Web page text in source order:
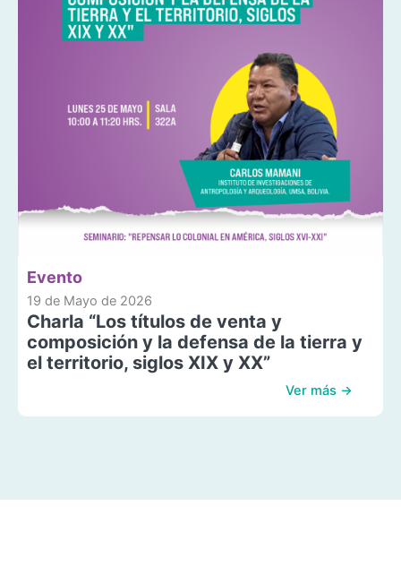
Evento
19 de Mayo de 2026
Charla “Los títulos de venta y
composición y la defensa de la tierra y
el territorio, siglos XIX y XX”
Ver más →